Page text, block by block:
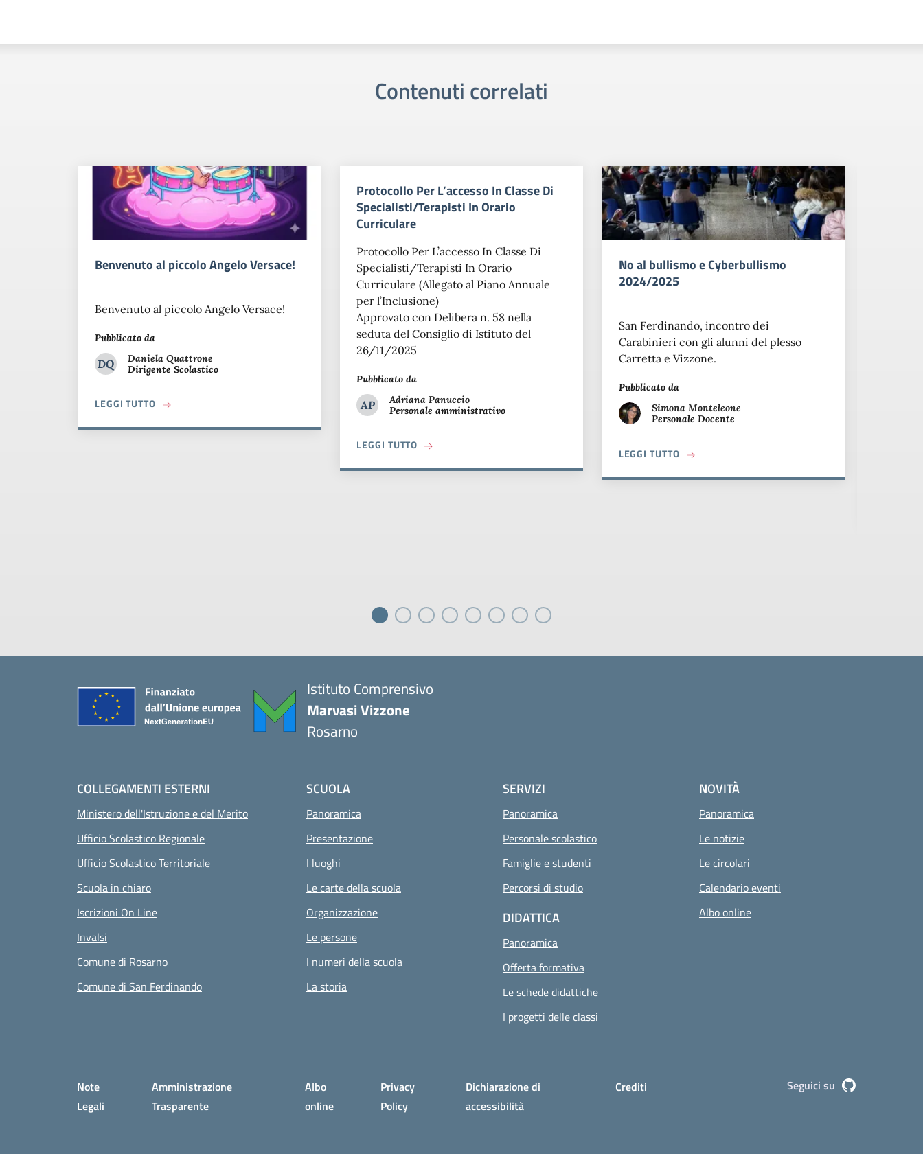
Contenuti correlati
Benvenuto al piccolo Angelo Versace!
Benvenuto al piccolo Angelo Versace!
Pubblicato da
DQ
Daniela Quattrone
Daniela Quattrone
Dirigente Scolastico
LEGGI TUTTOA PROPOSITO DI BENVENUTO AL PICCOLO ANGELO VERSACE!
Protocollo Per L’accesso In Classe Di
Specialisti/Terapisti In Orario
Curriculare
Protocollo Per L’accesso In Classe Di
Specialisti/Terapisti In Orario
Curriculare (Allegato al Piano Annuale
per l’Inclusione)
Approvato con Delibera n. 58 nella
seduta del Consiglio di Istituto del
26/11/2025
Pubblicato da
AP
Adriana Panuccio
Adriana Panuccio
Personale amministrativo
LEGGI TUTTO A PROPOSITO DI PROTOCOLLO PER L’ACCESSO IN CLASSE DI SPECIALISTI/TERAPISTI IN ORARIO
No al bullismo e Cyberbullismo
2024/2025
San Ferdinando, incontro dei
Carabinieri con gli alunni del plesso
Carretta e Vizzone.
Pubblicato da
Simona Monteleone
Personale Docente
LEGGI TUTTOA PROPOSITO DI NO AL BULLISMO E
Istituto Comprensivo
Marvasi Vizzone
Rosarno
COLLEGAMENTI ESTERNI
Ministero dell'Istruzione e del Merito
Ufficio Scolastico Regionale
Ufficio Scolastico Territoriale
Scuola in chiaro
Iscrizioni On Line
Invalsi
Comune di Rosarno
Comune di San Ferdinando
SCUOLA
Panoramica
Presentazione
I luoghi
Le carte della scuola
Organizzazione
Le persone
I numeri della scuola
La storia
SERVIZI
Panoramica
Personale scolastico
Famiglie e studenti
Percorsi di studio
DIDATTICA
Panoramica
Offerta formativa
Le schede didattiche
I progetti delle classi
NOVITÀ
Panoramica
Le notizie
Le circolari
Calendario eventi
Albo online
Small prints
Note
Legali
Amministrazione
Trasparente
Albo
online
Privacy
Policy
Dichiarazione di
accessibilità
Crediti Seguici su